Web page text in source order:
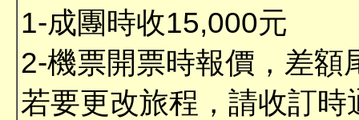
1-成團時收15,000元
2-機票開票時報價，差額
若要更改旅程，請收訂時